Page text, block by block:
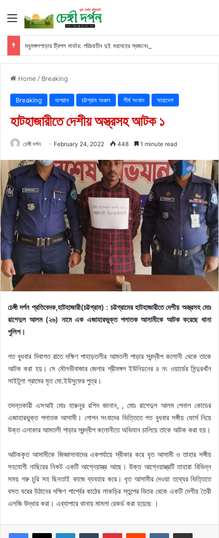
Menu
মধুমঙ্গলপাড়ার ট্রিপল মার্ডার: পরিচয়হীন দুই মরদেহের স্বজনের খোঁজ পুলিশের
Home / Breaking
Breaking অপরাধ চট্টগ্রাম অঞ্চল শীর্ষ সংবাদ সারাদেশ
হাটহাজারীতে দেশীয় অস্ত্রসহ আটক ১
চেঙ্গী দর্পন February 24, 2022 448 1 minute read
চেঙ্গী দর্পন প্রতিবেদক,হাটহাজারী(চট্টগ্রাম) : চট্টগ্রামের হাটহাজারীতে দেশীয় অস্ত্রসহ মোঃ
রাশেদুল আলম (২৬) নামে এক এজাহারভুক্ত পলাতক আসামীকে আটক করেছে থানা
পুলিশ।
গত বুধবার দিবাগত রাতে দক্ষিণ পাহাড়তলীর আমতলী পাড়ার স্বন্দ্বীপ কলোনী থেকে তাকে
আটক করা হয়। সে মৌলভীবাজার জেলার শ্রীমঙ্গল ইউনিয়নের ৪ নং ওয়ার্ডের সিন্দুরখাঁন
সাইটুলা গ্রামের মৃত মো.ইউসুফের পুত্র।
তদন্তকারী এসআই মোঃ হারুনুর রশিদ জানান, , মোঃ রাশেদুল আলম পেনাল কোডের
এজাহারভুক্ত পলাতক আসামী। গোপন সংবাদের ভিত্তিতে গত বুধবার সঙ্গীয় ফোর্স নিয়ে
উক্ত এলাকার আমতলী পাড়ার স্বন্দ্বীপ কলোনীতে অভিযান চালিয়ে তাকে আটক করা হয়।
আটককৃত আসামীকে জিজ্ঞাসাবাদের একপর্যায়ে স্বীকার করে ধৃত আসামী ও তাহার সঙ্গীয়
সহযোগী নাছিরের নিকট একটি আগ্নেয়াস্ত্র আছে। উক্ত আগ্নেয়াস্ত্রটি তাহারা বিভিন্ন
সময় গরু চুরি সহ ছিনতাই কাজে ব্যবহার করে। ধৃত আসামীর দেওয়া তথ্যের ভিত্তিতে
বসত ঘরের উঠানের দক্ষিণ পার্শ্বের কাঠের লাকড়ির স্তুপের ভিতর থেকে একটি দেশীয় তৈরী
এলজি উদ্ধার করা। এব্যাপারে থানায় মামলা রেকর্ড করা হয়েছে ।
LinkedInTumblr PinterestReddit VKontakteShare via Email